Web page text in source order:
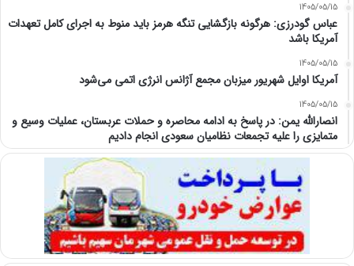
1405/05/15
عباس گودرزی: هرگونه بازگشایی تنگه هرمز باید منوط به اجرای کامل تعهدات
آمریکا باشد
1405/05/15
آمریکا اوایل شهریور میزبان مجمع آژانس انرژی اتمی می‌شود
1405/05/15
انصارالله یمن: در پاسخ به ادامه محاصره و حملات عربستان، عملیات وسیع و
متمایزی را علیه تجمعات نظامیان سعودی انجام دادیم